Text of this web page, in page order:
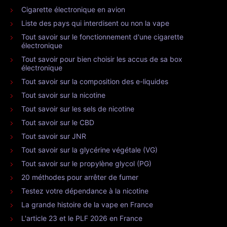
Cigarette électronique en avion
Liste des pays qui interdisent ou non la vape
Tout savoir sur le fonctionnement d'une cigarette
électronique
Tout savoir pour bien choisir les accus de sa box
électronique
Tout savoir sur la composition des e-liquides
Tout savoir sur la nicotine
Tout savoir sur les sels de nicotine
Tout savoir sur le CBD
Tout savoir sur JNR
Tout savoir sur la glycérine végétale (VG)
Tout savoir sur le propylène glycol (PG)
20 méthodes pour arrêter de fumer
Testez votre dépendance à la nicotine
La grande histoire de la vape en France
L'article 23 et le PLF 2026 en France